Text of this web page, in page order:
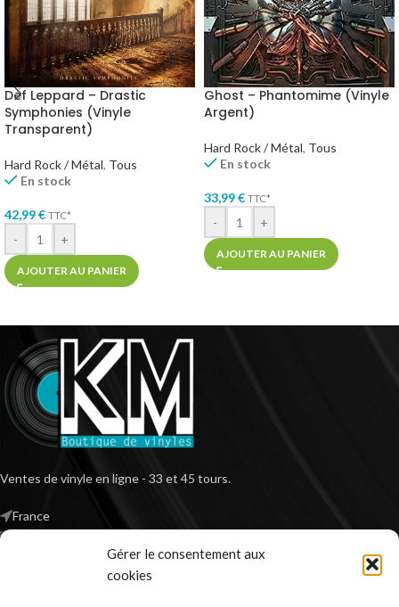
Gérer le consentement aux
cookies
Def Leppard – Drastic
Symphonies (Vinyle
Transparent)
Hard Rock / Métal, Tous
En stock
42,99€ TTC*
- +
AJOUTER AU PANIER
Ghost – Phantomime (Vinyle
Argent)
Hard Rock / Métal, Tous
En stock
33,99€ TTC*
- +
AJOUTER AU PANIER
Ventes de vinyle en ligne - 33 et 45 tours.
France